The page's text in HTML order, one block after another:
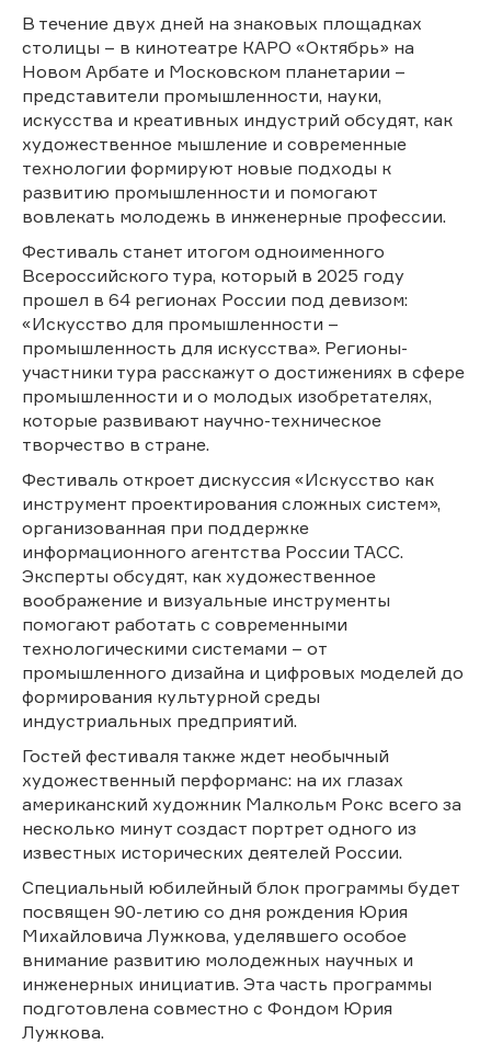
В течение двух дней на знаковых площадках
столицы – в кинотеатре КАРО «Октябрь» на
Новом Арбате и Московском планетарии –
представители промышленности, науки,
искусства и креативных индустрий обсудят, как
художественное мышление и современные
технологии формируют новые подходы к
развитию промышленности и помогают
вовлекать молодежь в инженерные профессии.
Фестиваль станет итогом одноименного
Всероссийского тура, который в 2025 году
прошел в 64 регионах России под девизом:
«Искусство для промышленности –
промышленность для искусства». Регионы-
участники тура расскажут о достижениях в сфере
промышленности и о молодых изобретателях,
которые развивают научно-техническое
творчество в стране.
Фестиваль откроет дискуссия «Искусство как
инструмент проектирования сложных систем»,
организованная при поддержке
информационного агентства России ТАСС.
Эксперты обсудят, как художественное
воображение и визуальные инструменты
помогают работать с современными
технологическими системами – от
промышленного дизайна и цифровых моделей до
формирования культурной среды
индустриальных предприятий.
Гостей фестиваля также ждет необычный
художественный перформанс: на их глазах
американский художник Малкольм Рокс всего за
несколько минут создаст портрет одного из
известных исторических деятелей России.
Специальный юбилейный блок программы будет
посвящен 90-летию со дня рождения Юрия
Михайловича Лужкова, уделявшего особое
внимание развитию молодежных научных и
инженерных инициатив. Эта часть программы
подготовлена совместно с Фондом Юрия
Лужкова.